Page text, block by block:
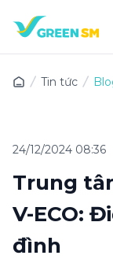
Tin tức
24/12/2024 08:36
Trung
V-ECO:
đình